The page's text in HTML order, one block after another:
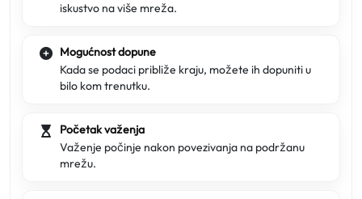
iskustvo na više mreža.
Mogućnost dopune
Kada se podaci približe kraju, možete ih dopuniti u
bilo kom trenutku.
Početak važenja
Važenje počinje nakon povezivanja na podržanu
mrežu.